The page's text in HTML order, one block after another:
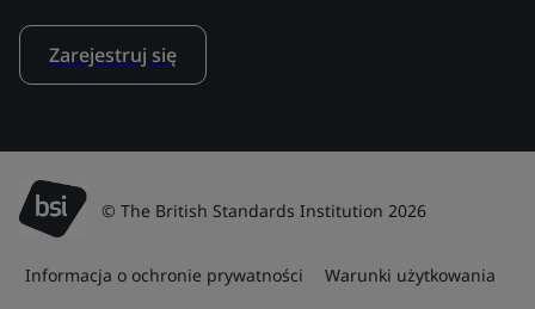
Zarejestruj się
© The British Standards Institution 2026
Informacja o ochronie prywatności Warunki użytkowania